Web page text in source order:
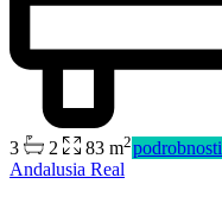
3 2 83 m2podrobnosti
Andalusia Real